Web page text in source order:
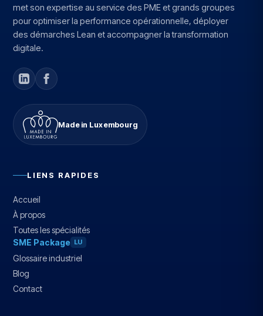
met son expertise au service des PME et grands groupes
pour optimiser la performance opérationnelle, déployer
des démarches Lean et accompagner la transformation
digitale.
Made in Luxembourg
LIENS RAPIDES
Accueil
À propos
Toutes les spécialités
SME Package LU
Glossaire industriel
Blog
Contact